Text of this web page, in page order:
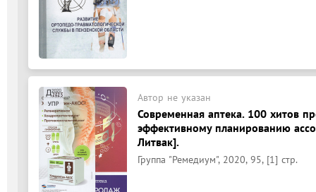
Автор не указан
Современная аптека. 100 хитов
эффективному планированию
Литвак].
Группа "Ремедиум", 2020, 95, [1] стр.